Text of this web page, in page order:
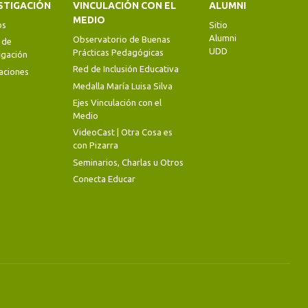
de
VINCULACIÓN CON EL
MEDIO
Observatorio de Buenas
Prácticas Pedagógicas
Red de Inclusión Educativa
Medalla María Luisa Silva
Ejes Vinculación con el
Medio
VideoCast | Otra Cosa es
con Pizarra
Seminarios, Charlas u Otros
Conecta Educar
ALUMNI
Sitio
Alumni
UDD